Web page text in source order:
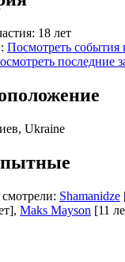
18 лет
Посмотреть события
последние
Ukraine
Shamanidze
, Maks Mayson [11